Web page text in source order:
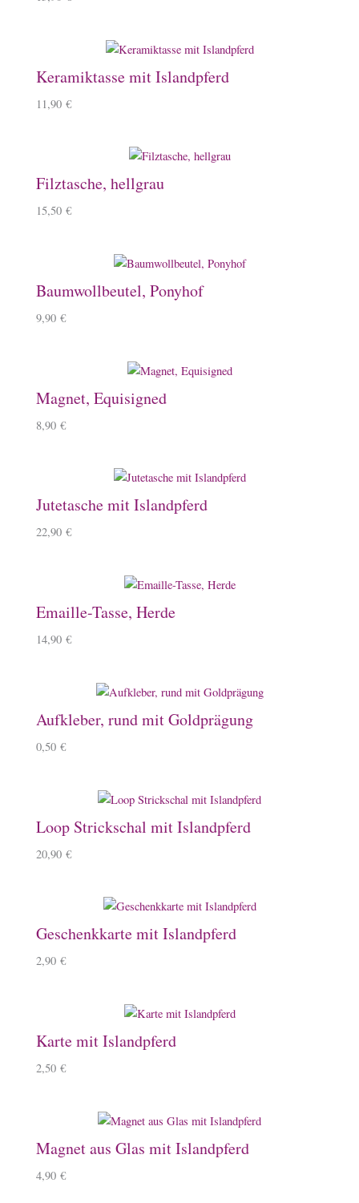
Keramiktasse mit Islandpferd
11,90 €
Filztasche, hellgrau
15,50 €
Baumwollbeutel, Ponyhof
9,90 €
Magnet, Equisigned
8,90 €
Jutetasche mit Islandpferd
22,90 €
Emaille-Tasse, Herde
14,90 €
Aufkleber, rund mit Goldprägung
0,50 €
Loop Strickschal mit Islandpferd
20,90 €
Geschenkkarte mit Islandpferd
2,90 €
Karte mit Islandpferd
2,50 €
Magnet aus Glas mit Islandpferd
4,90 €